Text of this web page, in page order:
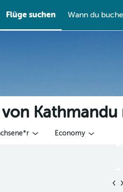
Flüge suchen Wann du
Kathmandu
Economy